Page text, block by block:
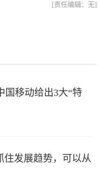
[责任编辑：无]
国移动给出3大“特
住发展趋势，可以从